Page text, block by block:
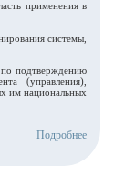
применения в
системы,
по подтверждению
(управления),
им национальных
Подробнее